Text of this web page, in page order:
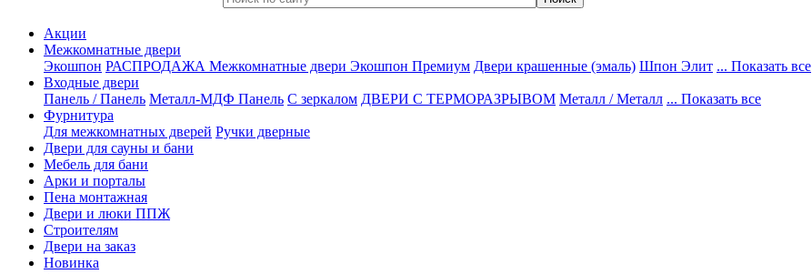
Акции
Межкомнатные двери
Экошпон РАСПРОДАЖА Межкомнатные двери Экошпон Премиум Двери крашенные (эмаль) Шпон Элит ... Показать все
Входные двери
Панель / Панель Металл-МДФ Панель С зеркалом ДВЕРИ С ТЕРМОРАЗРЫВОМ Металл / Металл ... Показать все
Фурнитура
Для межкомнатных дверей Ручки дверные
Двери для сауны и бани
Мебель для бани
Арки и порталы
Пена монтажная
Двери и люки ППЖ
Строителям
Двери на заказ
Новинка